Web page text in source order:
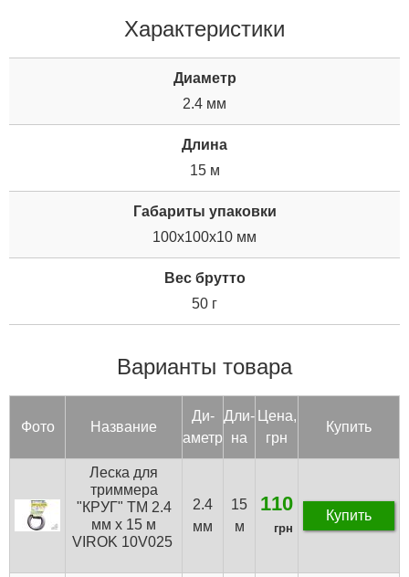
Характеристики
Диаметр
2.4 мм
Длина
15 м
Габариты упаковки
100x100x10 мм
Вес брутто
50 г
Варианты товара
Фото Название
Ди­
аметр
Дли­
на
Цена,
грн
Купить
Леска для
триммера
"КРУГ" TM 2.4
мм x 15 м
VIROK 10V025
2.4
мм
15
м
110
грн
Купить